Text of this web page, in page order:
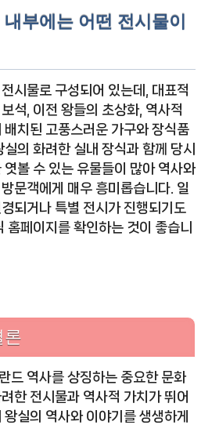
부에는 어떤 전시물이
시물로 구성되어 있는데, 대표적
석, 이전 왕들의 초상화, 역사적
배치된 고풍스러운 가구와 장식품
의 화려한 실내 장식과 함께 당시
엿볼 수 있는 유물들이 많아 역사와
문객에게 매우 흥미롭습니다. 일
되거나 특별 전시가 진행되기도
홈페이지를 확인하는 것이 좋습니
론
드 역사를 상징하는 중요한 문화
한 전시물과 역사적 가치가 뛰어
실의 역사와 이야기를 생생하게